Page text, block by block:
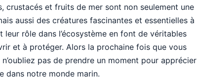
crustacés et fruits de mer sont non seulement une
aussi des créatures fascinantes et essentielles à
leur rôle dans l’écosystème en font de véritables
et à protéger. Alors la prochaine fois que vous
pas de prendre un moment pour apprécier
dans notre monde marin.